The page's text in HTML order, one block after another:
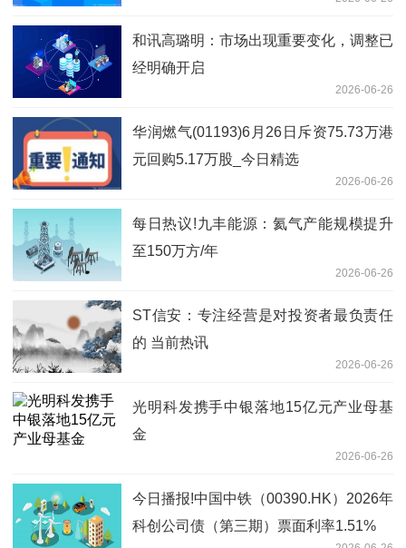
和讯高璐明：市场出现重要变化，调整已
经明确开启
2026-06-26
华润燃气(01193)6月26日斥资75.73万港
元回购5.17万股_今日精选
2026-06-26
每日热议!九丰能源：氦气产能规模提升
至150万方/年
2026-06-26
ST信安：专注经营是对投资者最负责任
的 当前热讯
2026-06-26
光明科发携手中银落地15亿元产业母基
金
2026-06-26
今日播报!中国中铁（00390.HK）2026年
科创公司债（第三期）票面利率1.51%